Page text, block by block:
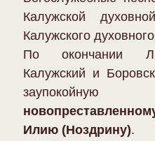
Калужской
Калужского
По окончании
Калужский и
Илию (Ноздрину).